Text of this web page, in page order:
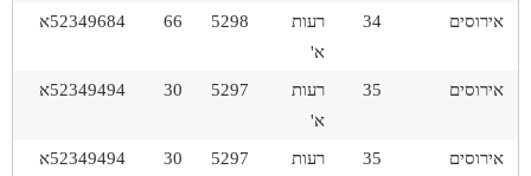
אירוסים 34
רעות
א'
5298
66 52349684א
אירוסים 35
רעות
א'
5297
30 52349494א
אירוסים 35
רעות
5297
30 52349494א